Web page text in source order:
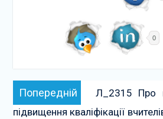
0
Навігація
записів
Попередній Попередній:
Л_2315 Про
підвищення кваліфікації